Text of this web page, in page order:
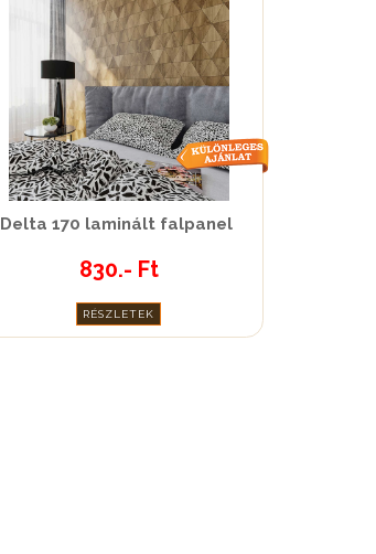
Delta 170 laminált falpanel
830.- Ft
RÉSZLETEK